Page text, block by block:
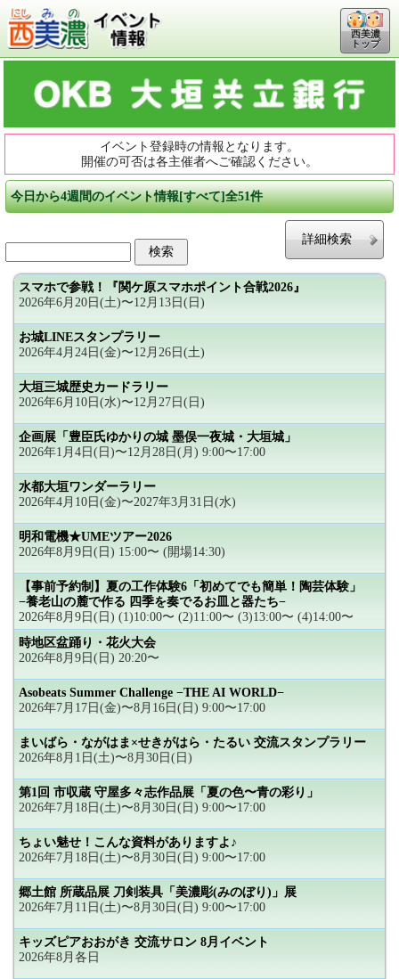
西美濃
トップ
イベント登録時の情報となります。
開催の可否は各主催者へご確認ください。
今日から4週間のイベント情報[すべて]全51件
詳細検索
スマホで参戦！『関ケ原スマホポイント合戦2026』
2026年6月20日(土)〜12月13日(日)
お城LINEスタンプラリー
2026年4月24日(金)〜12月26日(土)
大垣三城歴史カードラリー
2026年6月10日(水)〜12月27日(日)
企画展「豊臣氏ゆかりの城 墨俣一夜城・大垣城」
2026年1月4日(日)〜12月28日(月) 9:00〜17:00
水都大垣ワンダーラリー
2026年4月10日(金)〜2027年3月31日(水)
明和電機★UMEツアー2026
2026年8月9日(日) 15:00〜 (開場14:30)
【事前予約制】夏の工作体験6「初めてでも簡単！陶芸体験」
−養老山の麓で作る 四季を奏でるお皿と器たち−
2026年8月9日(日) (1)10:00〜 (2)11:00〜 (3)13:00〜 (4)14:00〜
時地区盆踊り・花火大会
2026年8月9日(日) 20:20〜
Asobeats Summer Challenge −THE AI WORLD−
2026年7月17日(金)〜8月16日(日) 9:00〜17:00
まいばら・ながはま×せきがはら・たるい 交流スタンプラリー
2026年8月1日(土)〜8月30日(日)
第1回 市収蔵 守屋多々志作品展「夏の色〜青の彩り」
2026年7月18日(土)〜8月30日(日) 9:00〜17:00
ちょい魅せ！こんな資料がありますよ♪
2026年7月18日(土)〜8月30日(日) 9:00〜17:00
郷土館 所蔵品展 刀剣装具「美濃彫(みのぼり)」展
2026年7月11日(土)〜8月30日(日) 9:00〜17:00
キッズピアおおがき 交流サロン 8月イベント
2026年8月各日